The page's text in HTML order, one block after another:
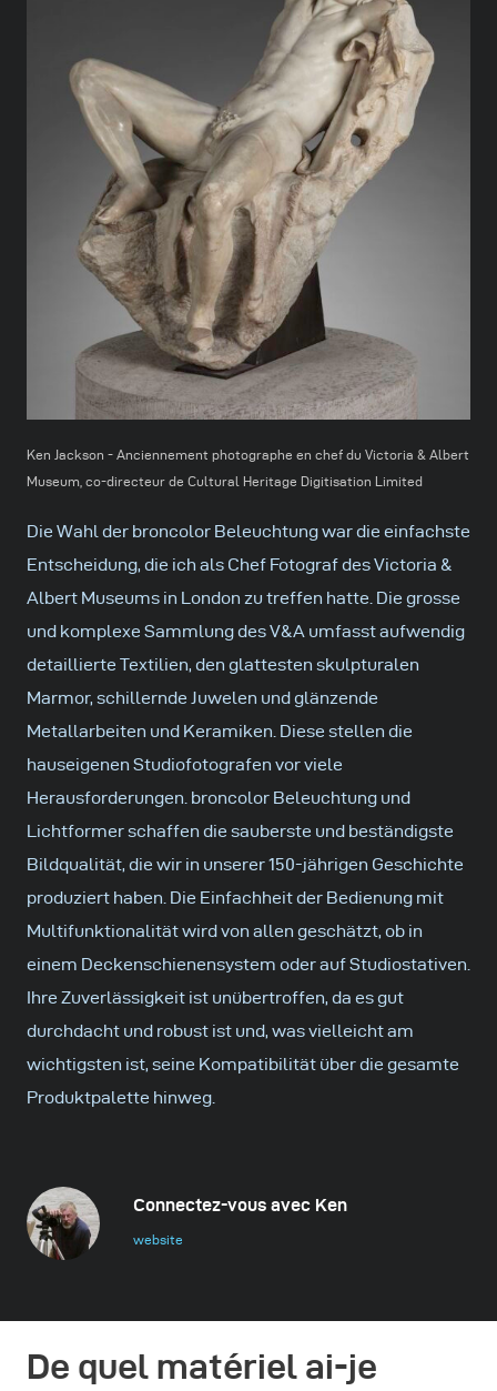
Ken Jackson - Anciennement photographe en chef du Victoria & Albert
Museum, co-directeur de Cultural Heritage Digitisation Limited
Die Wahl der broncolor Beleuchtung war die einfachste
Entscheidung, die ich als Chef Fotograf des Victoria &
Albert Museums in London zu treffen hatte. Die grosse
und komplexe Sammlung des V&A umfasst aufwendig
detaillierte Textilien, den glattesten skulpturalen
Marmor, schillernde Juwelen und glänzende
Metallarbeiten und Keramiken. Diese stellen die
hauseigenen Studiofotografen vor viele
Herausforderungen. broncolor Beleuchtung und
Lichtformer schaffen die sauberste und beständigste
Bildqualität, die wir in unserer 150-jährigen Geschichte
produziert haben. Die Einfachheit der Bedienung mit
Multifunktionalität wird von allen geschätzt, ob in
einem Deckenschienensystem oder auf Studiostativen.
Ihre Zuverlässigkeit ist unübertroffen, da es gut
durchdacht und robust ist und, was vielleicht am
wichtigsten ist, seine Kompatibilität über die gesamte
Produktpalette hinweg.
Connectez-vous avec Ken
website
De quel matériel ai-je